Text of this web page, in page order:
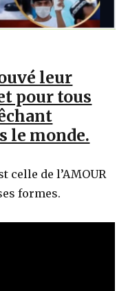
leur
pour tous
le monde.
celle de l’AMOUR
formes.